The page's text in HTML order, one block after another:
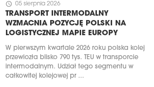
schedule 05 sierpnia 2026
TRANSPORT INTERMODALNY
WZMACNIA POZYCJĘ POLSKI NA
LOGISTYCZNEJ MAPIE EUROPY
W pierwszym kwartale 2026 roku polska kolej
przewiozła blisko 790 tys. TEU w transporcie
intermodalnym. Udział tego segmentu w
całkowitej kolejowej pr ...